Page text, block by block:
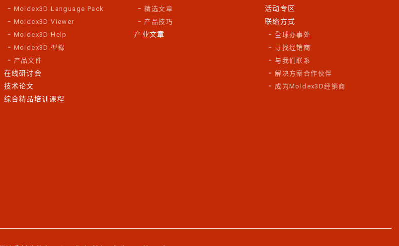
Moldex3D Language Pack
Moldex3D Viewer
Moldex3D Help
Moldex3D 型錄
产品文件
在线研讨会
技术论文
综合精品培训课程
精选文章
产品技巧
产业文章
活动专区
联络方式
全球办事处
寻找经销商
与我们联系
解决方案合作伙伴
成为Moldex3D经销商